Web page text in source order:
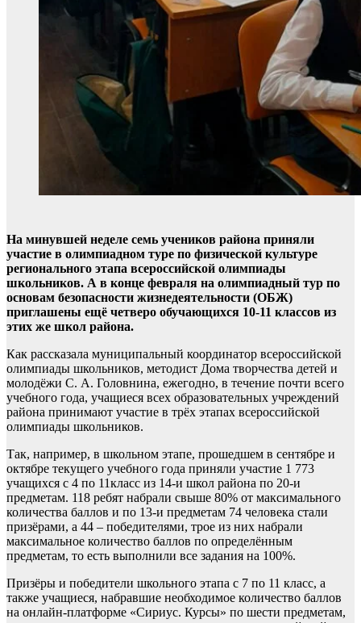
На минувшей неделе семь учеников района приняли
участие в олимпиадном туре по физической культуре
регионального этапа всероссийской олимпиады
школьников. А в конце февраля на олимпиадный тур по
основам безопасности жизнедеятельности (ОБЖ)
приглашены ещё четверо обучающихся 10-11 классов из
этих же школ района.
Как рассказала муниципальный координатор всероссийской
олимпиады школьников, методист Дома творчества детей и
молодёжи С. А. Головнина, ежегодно, в течение почти всего
учебного года, учащиеся всех образовательных учреждений
района принимают участие в трёх этапах всероссийской
олимпиады школьников.
Так, например, в школьном этапе, прошедшем в сентябре и
октябре текущего учебного года приняли участие 1 773
учащихся с 4 по 11класс из 14-и школ района по 20-и
предметам. 118 ребят набрали свыше 80% от максимального
количества баллов и по 13-и предметам 74 человека стали
призёрами, а 44 – победителями, трое из них набрали
максимальное количество баллов по определённым
предметам, то есть выполнили все задания на 100%.
Призёры и победители школьного этапа с 7 по 11 класс, а
также учащиеся, набравшие необходимое количество баллов
на онлайн-платформе «Сириус. Курсы» по шести предметам,